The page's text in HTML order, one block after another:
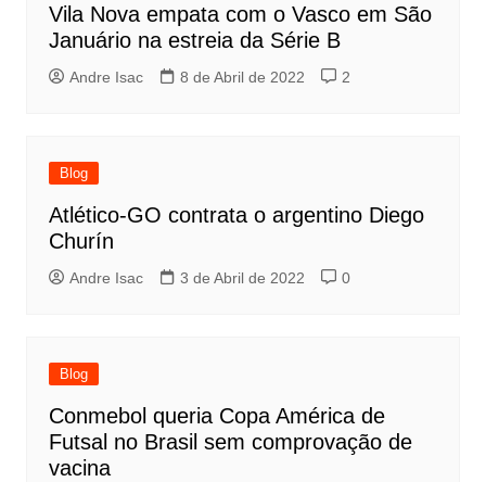
Vila Nova empata com o Vasco em São
Januário na estreia da Série B
Andre Isac 8 de Abril de 2022 2
Blog
Atlético-GO contrata o argentino Diego
Churín
Andre Isac 3 de Abril de 2022 0
Blog
Conmebol queria Copa América de
Futsal no Brasil sem comprovação de
vacina